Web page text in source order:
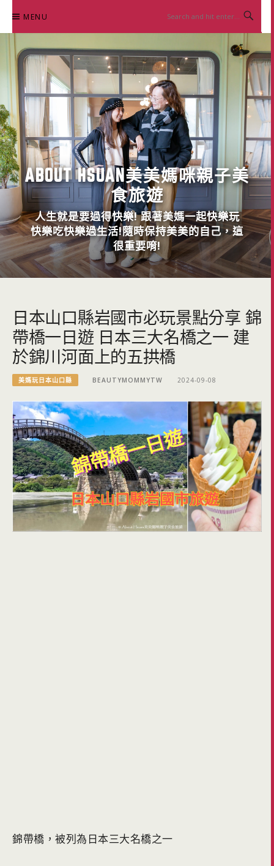
content
MENU
ABOUT HSUAN美美媽咪親子美
食旅遊
人生就是要過得快樂! 跟著美媽一起快樂玩
快樂吃快樂過生活!隨時保持美美的自己，這
很重要唷!
日本山口縣岩國市必玩景點分享 錦
帶橋一日遊 日本三大名橋之一 建
於錦川河面上的五拱橋
美媽玩日本山口縣 BEAUTYMOMMYTW 2024-09-08
錦帶橋，被列為日本三大名橋之一